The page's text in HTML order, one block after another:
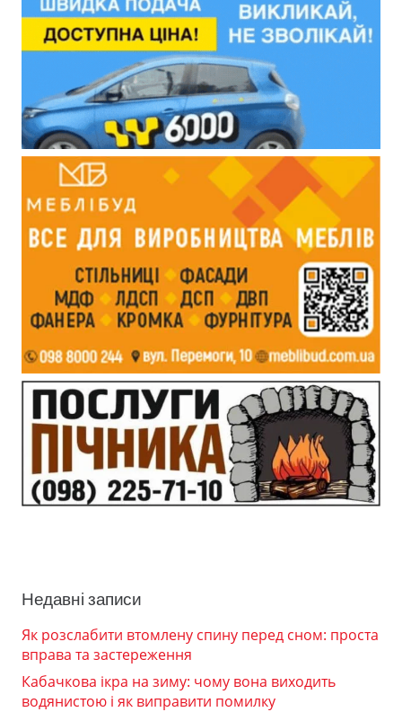
Недавні записи
Як розслабити втомлену спину перед сном: проста
вправа та застереження
Кабачкова ікра на зиму: чому вона виходить
водянистою і як виправити помилку